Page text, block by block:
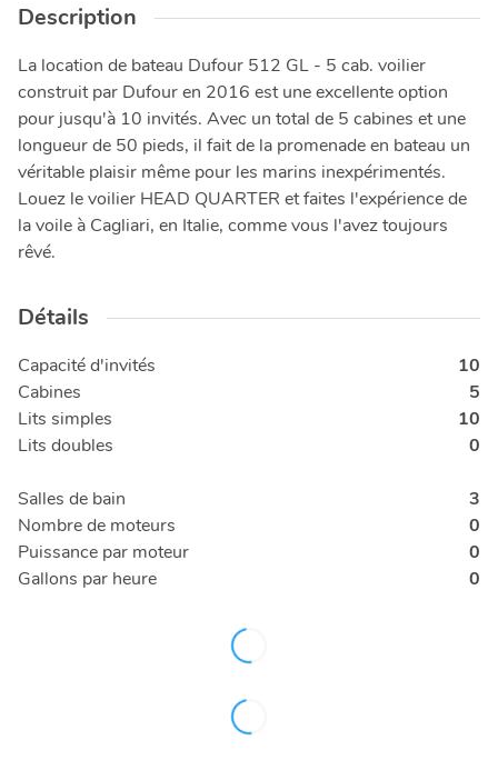
Description
La location de bateau Dufour 512 GL - 5 cab. voilier
construit par Dufour en 2016 est une excellente option
pour jusqu'à 10 invités. Avec un total de 5 cabines et une
longueur de 50 pieds, il fait de la promenade en bateau un
véritable plaisir même pour les marins inexpérimentés.
Louez le voilier HEAD QUARTER et faites l'expérience de
la voile à Cagliari, en Italie, comme vous l'avez toujours
rêvé.
Détails
Capacité d'invités
10
Cabines
5
Lits simples
10
Lits doubles
0
Salles de bain
3
Nombre de moteurs
0
Puissance par moteur
0
Gallons par heure
0